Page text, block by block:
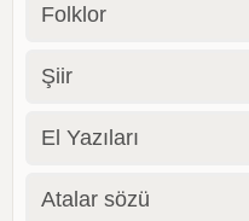
Folklor
Şiir
El Yazıları
Atalar sözü